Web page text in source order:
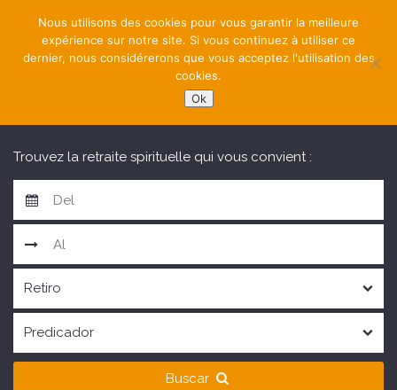
Trouvez la retraite spirituelle qui vous convient :
Buscar
Nous utilisons des cookies pour vous garantir la meilleure
expérience sur notre site. Si vous continuez à utiliser ce
dernier, nous considérerons que vous acceptez l'utilisation des
cookies.
Ok